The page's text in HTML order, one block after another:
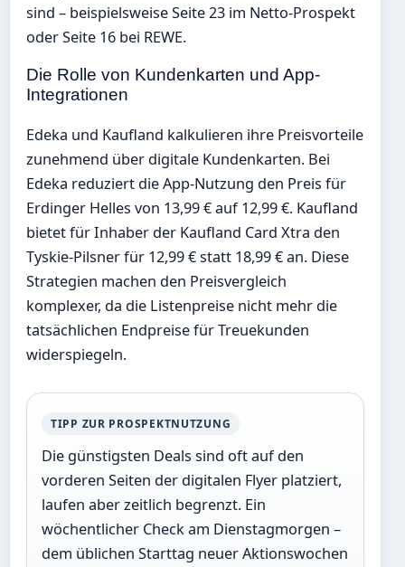
sind – beispielsweise Seite 23 im Netto-Prospekt
oder Seite 16 bei REWE.
Die Rolle von Kundenkarten und App-
Integrationen
Edeka und Kaufland kalkulieren ihre Preisvorteile
zunehmend über digitale Kundenkarten. Bei
Edeka reduziert die App-Nutzung den Preis für
Erdinger Helles von 13,99 € auf 12,99 €. Kaufland
bietet für Inhaber der Kaufland Card Xtra den
Tyskie-Pilsner für 12,99 € statt 18,99 € an. Diese
Strategien machen den Preisvergleich
komplexer, da die Listenpreise nicht mehr die
tatsächlichen Endpreise für Treuekunden
widerspiegeln.
TIPP ZUR PROSPEKTNUTZUNG
Die günstigsten Deals sind oft auf den
vorderen Seiten der digitalen Flyer platziert,
laufen aber zeitlich begrenzt. Ein
wöchentlicher Check am Dienstagmorgen –
dem üblichen Starttag neuer Aktionswochen